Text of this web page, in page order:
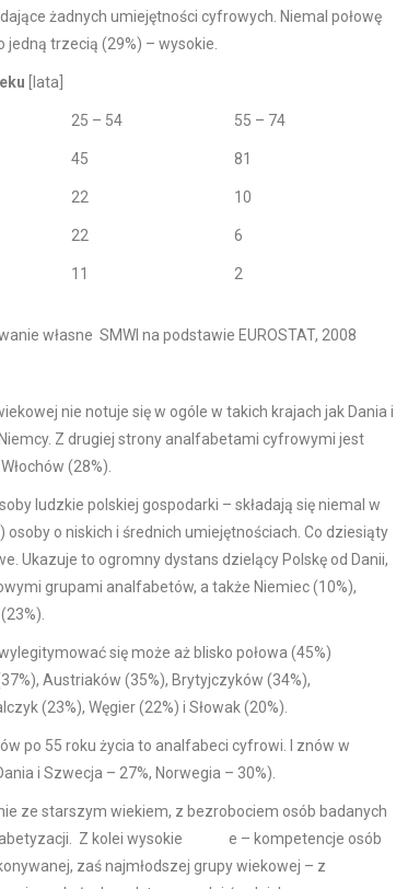
żadnych umiejętności cyfrowych. Niemal połowę
jedną trzecią (29%) – wysokie.
[lata]
25 – 54 55 – 74
45 81
22 10
22 6
11 2
własne SMWI na podstawie EUROSTAT, 2008
nie notuje się w ogóle w takich krajach jak Dania i
Z drugiej strony analfabetami cyfrowymi jest
i Włochów (28%).
ludzkie polskiej gospodarki – składają się niemal w
o niskich i średnich umiejętnościach. Co dziesiąty
Ukazuje to ogromny dystans dzielący Polskę od Danii,
grupami analfabetów, a także Niemiec (10%),
się może aż blisko połowa (45%)
Austriaków (35%), Brytyjczyków (34%),
(23%), Węgier (22%) i Słowak (20%).
po 55 roku życia to analfabeci cyfrowi. I znów w
i Szwecja – 27%, Norwegia – 30%).
ze starszym wiekiem, z bezrobociem osób badanych
Z kolei wysokie e – kompetencje osób
zaś najmłodszej grupy wiekowej – z